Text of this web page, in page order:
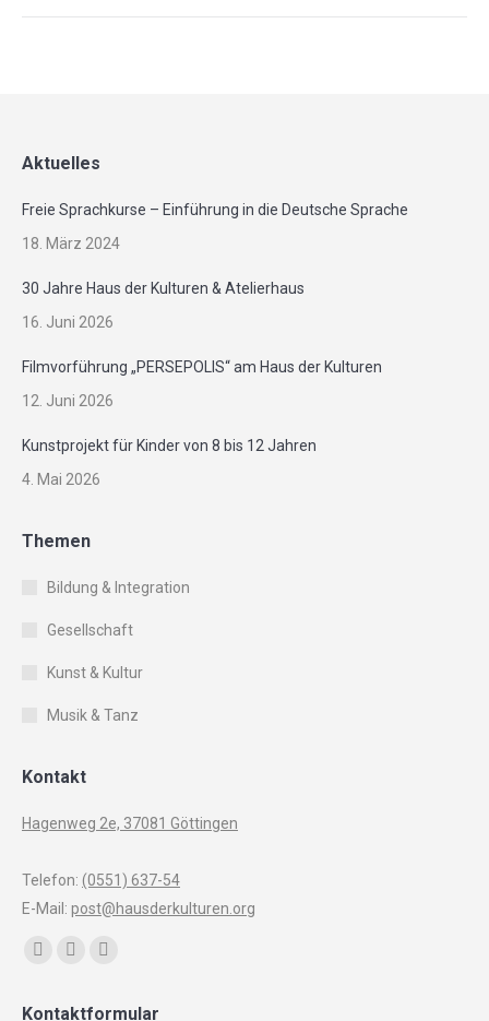
Aktuelles
Freie Sprachkurse – Einführung in die Deutsche Sprache
18. März 2024
30 Jahre Haus der Kulturen & Atelierhaus
16. Juni 2026
Filmvorführung „PERSEPOLIS“ am Haus der Kulturen
12. Juni 2026
Kunstprojekt für Kinder von 8 bis 12 Jahren
4. Mai 2026
Themen
Bildung & Integration
Gesellschaft
Kunst & Kultur
Musik & Tanz
Kontakt
Hagenweg 2e, 37081 Göttingen
Telefon: (0551) 637-54
E-Mail: post@hausderkulturen.org
Finden Sie uns auf:
Kontaktformular